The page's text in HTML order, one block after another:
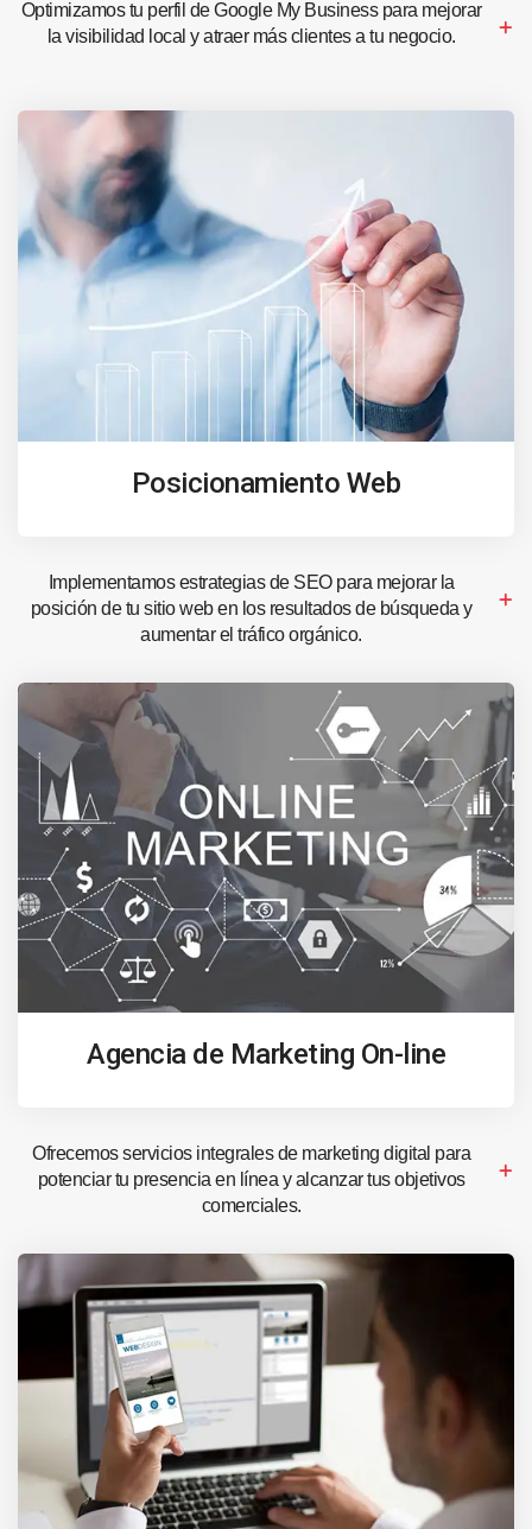
Optimizamos tu perfil de Google My Business para mejorar
la visibilidad local y atraer más clientes a tu negocio.
Posicionamiento Web
Implementamos estrategias de SEO para mejorar la
posición de tu sitio web en los resultados de búsqueda y
aumentar el tráfico orgánico.
Agencia de Marketing On-line
Ofrecemos servicios integrales de marketing digital para
potenciar tu presencia en línea y alcanzar tus objetivos
comerciales.